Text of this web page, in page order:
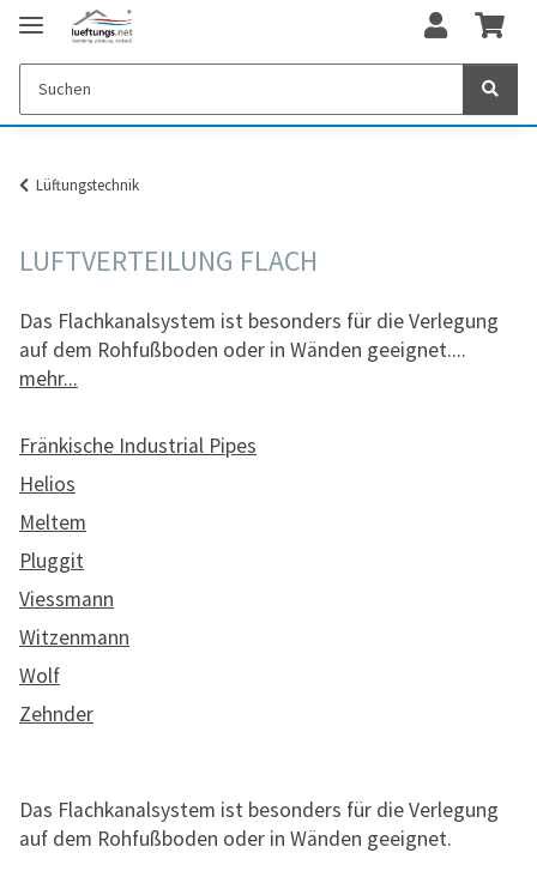
Lüftungstechnik
LUFTVERTEILUNG FLACH
Das Flachkanalsystem ist besonders für die Verlegung
auf dem Rohfußboden oder in Wänden geeignet....
mehr...
Fränkische Industrial Pipes
Helios
Meltem
Pluggit
Viessmann
Witzenmann
Wolf
Zehnder
Das Flachkanalsystem ist besonders für die Verlegung
auf dem Rohfußboden oder in Wänden geeignet.